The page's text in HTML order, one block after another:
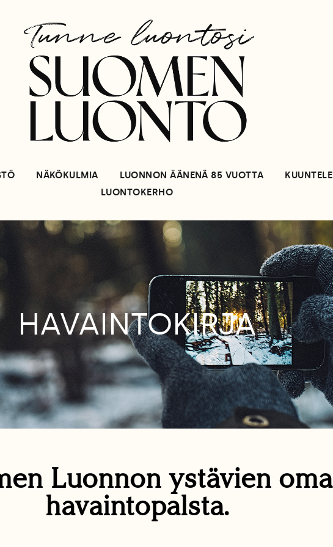
NÄKÖKULMIA LUONNON ÄÄNENÄ 85 VUOTTA KUUNTELE
LUONTOKERHO
HAVAINTOKIRJA
Luonnon ystävien oma
havaintopalsta.